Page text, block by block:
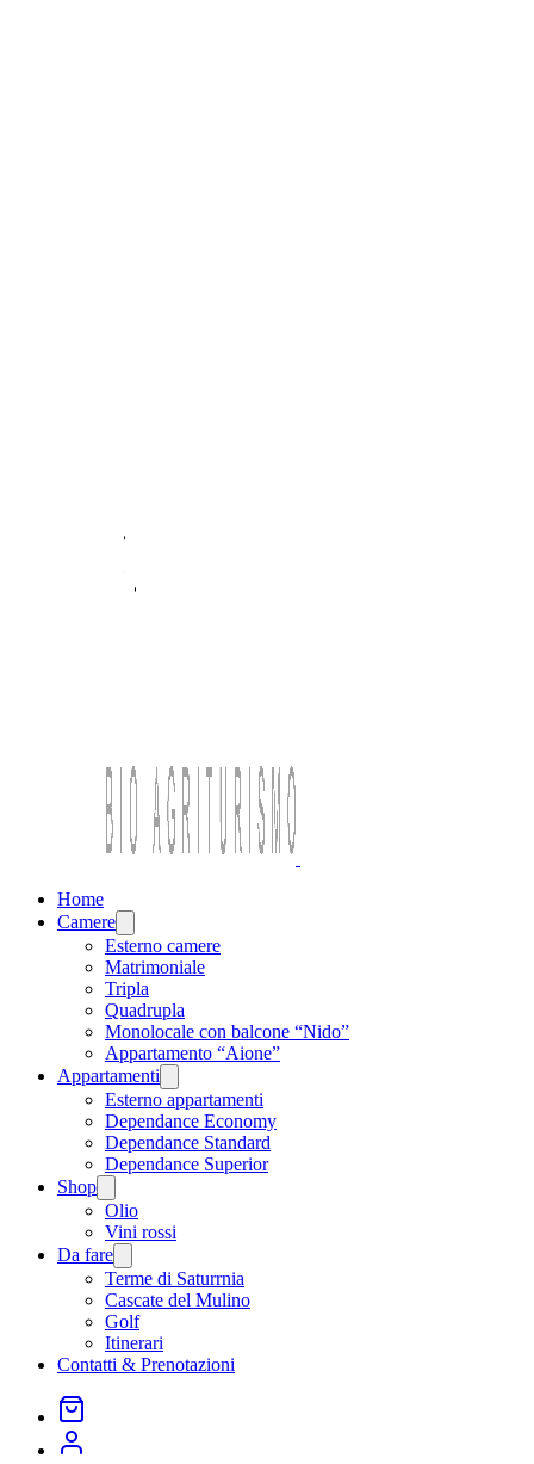
Home
Camere
menu
Esterno camere
Matrimoniale
Tripla
Quadrupla
Monolocale con balcone “Nido”
Appartamento “Aione”
Appartamenti
menu
Esterno appartamenti
Dependance Economy
Dependance Standard
Dependance Superior
Shop
menu
Olio
Vini rossi
Da fare
menu
Terme di Saturrnia
Cascate del Mulino
Golf
Itinerari
Contatti & Prenotazioni